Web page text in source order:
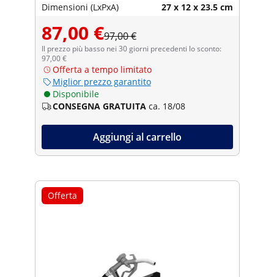
Dimensioni (LxPxA) 27 x 12 x 23.5 cm
87,00 €97,00 €
Il prezzo più basso nei 30 giorni precedenti lo sconto:
97,00 €
Offerta a tempo limitato
Miglior prezzo garantito
Disponibile
CONSEGNA GRATUITA ca. 18/08
Aggiungi al carrello
Offerta